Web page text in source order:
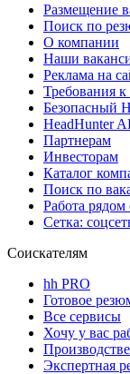
Размещение
Поиск по
О компании
Наши
Реклама на
Требования
Безопасный
HeadHunter
Партнерам
Инвесторам
Каталог
Поиск по
Работа рядом
Сетка:
Соискателям
hh PRO
Готовое
Все сервисы
Хочу у вас
Экспертная